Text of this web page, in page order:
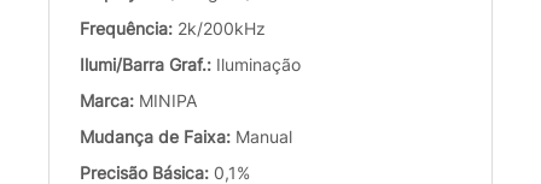
Frequência: 2k/200kHz
Ilumi/Barra Graf.: Iluminação
Marca: MINIPA
Mudança de Faixa: Manual
Precisão Básica: 0,1%